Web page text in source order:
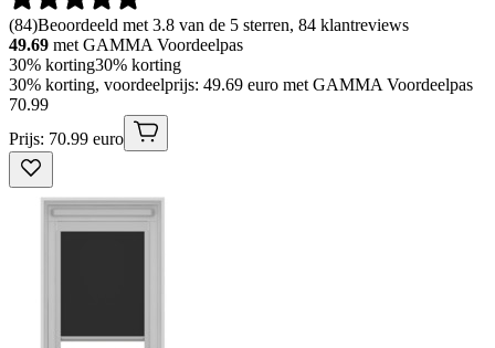
(84)Beoordeeld met 3.8 van de 5 sterren, 84 klantreviews
49.69 met GAMMA Voordeelpas
30% korting30% korting
30% korting, voordeelprijs: 49.69 euro met GAMMA Voordeelpas
70.99
Prijs: 70.99 euro